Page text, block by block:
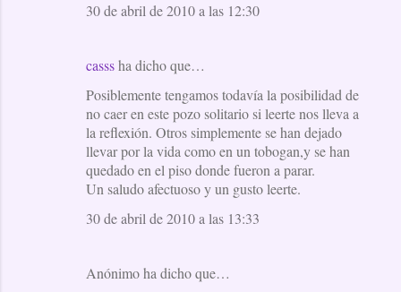
30 de abril de 2010 a las 12:30
casssha dicho que…
Posiblemente tengamos todavía la posibilidad de
no caer en este pozo solitario si leerte nos lleva a
la reflexión. Otros simplemente se han dejado
llevar por la vida como en un tobogan,y se han
quedado en el piso donde fueron a parar.
Un saludo afectuoso y un gusto leerte.
30 de abril de 2010 a las 13:33
Anónimo ha dicho que…